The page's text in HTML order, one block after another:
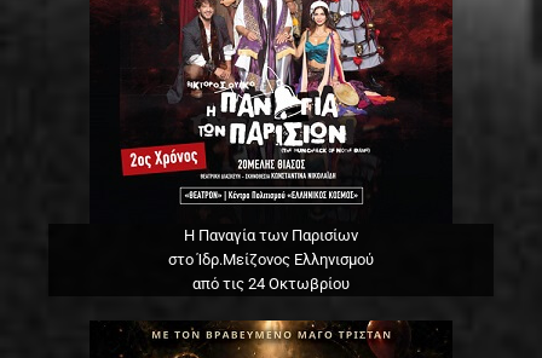
Η Παναγία των Παρισίων
στο Ίδρ.Μείζονος Ελληνισμού
από τις 24 Οκτωβρίου